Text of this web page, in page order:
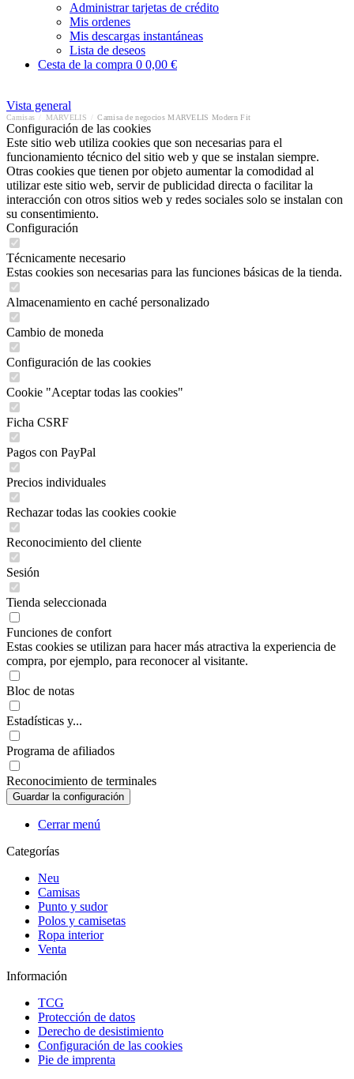
Administrar tarjetas de crédito
Mis ordenes
Mis descargas instantáneas
Lista de deseos
Cesta de la compra 0 0,00 €
Vista general
Camisas MARVELIS Camisa de negocios MARVELIS Modern Fit
Configuración de las cookies
Este sitio web utiliza cookies que son necesarias para el
funcionamiento técnico del sitio web y que se instalan siempre.
Otras cookies que tienen por objeto aumentar la comodidad al
utilizar este sitio web, servir de publicidad directa o facilitar la
interacción con otros sitios web y redes sociales solo se instalan con
su consentimiento.
Configuración
Técnicamente necesario
Estas cookies son necesarias para las funciones básicas de la tienda.
Almacenamiento en caché personalizado
Cambio de moneda
Configuración de las cookies
Cookie "Aceptar todas las cookies"
Ficha CSRF
Pagos con PayPal
Precios individuales
Rechazar todas las cookies cookie
Reconocimiento del cliente
Sesión
Tienda seleccionada
Funciones de confort
Estas cookies se utilizan para hacer más atractiva la experiencia de
compra, por ejemplo, para reconocer al visitante.
Bloc de notas
Estadísticas y...
Programa de afiliados
Reconocimiento de terminales
Cerrar menú
Categorías
Neu
Camisas
Punto y sudor
Polos y camisetas
Ropa interior
Venta
Información
TCG
Protección de datos
Derecho de desistimiento
Configuración de las cookies
Pie de imprenta